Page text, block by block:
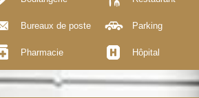
Bureaux de poste Parking
Pharmacie Hôpital